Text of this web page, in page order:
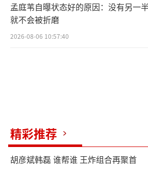
孟庭苇自曝状态好的原因：没有另一
就不会被折磨
2026-08-06 10:57:40
精彩推荐
胡彦斌韩磊 谁帮谁 王炸组合再聚首